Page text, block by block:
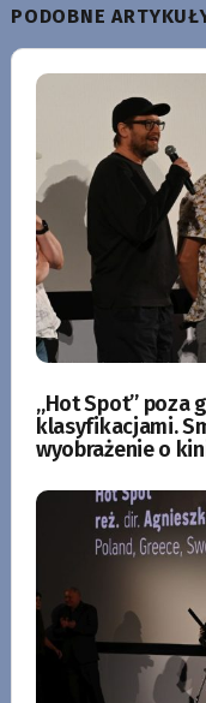
PODOBNE
„Hot Spot” poza
klasyfikacjami.
wyobrażenie o